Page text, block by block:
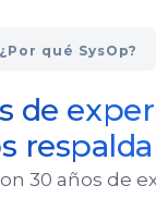
¿Por qué SysOp?
de
30 años de